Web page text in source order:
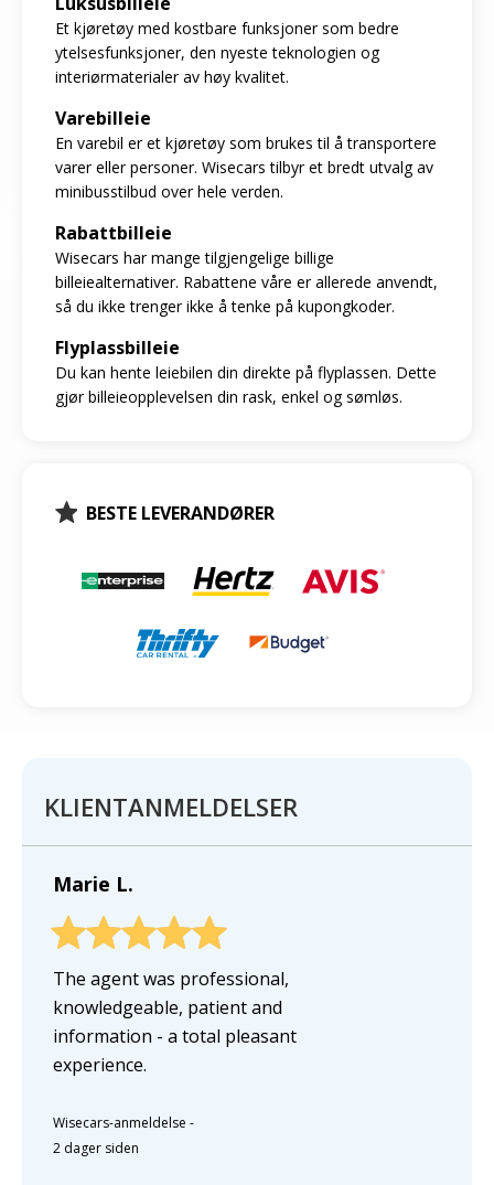
Et kjøretøy med kostbare funksjoner som bedre
ytelsesfunksjoner, den nyeste teknologien og
interiørmaterialer av høy kvalitet.
Varebilleie
En varebil er et kjøretøy som brukes til å transportere
varer eller personer. Wisecars tilbyr et bredt utvalg av
minibusstilbud over hele verden.
Rabattbilleie
Wisecars har mange tilgjengelige billige
billeiealternativer. Rabattene våre er allerede anvendt,
så du ikke trenger ikke å tenke på kupongkoder.
Flyplassbilleie
Du kan hente leiebilen din direkte på flyplassen. Dette
gjør billeieopplevelsen din rask, enkel og sømløs.
BESTE LEVERANDØRER
KLIENTANMELDELSER
Marie L.
The agent was professional,
knowledgeable, patient and
information - a total pleasant
experience.
Wisecars-anmeldelse -
2 dager siden